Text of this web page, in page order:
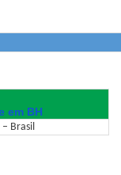
em BH
Brasil